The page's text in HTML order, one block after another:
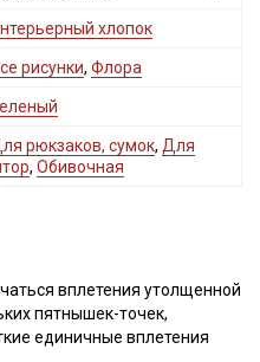
хлопок
рисунки, Флора
рюкзаков, сумок, Для
, Обивочная
вплетения утолщенной
пятнышек-точек,
единичные вплетения